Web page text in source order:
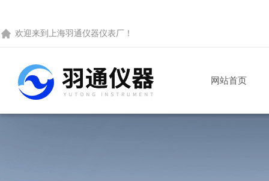
欢迎来到 上海羽通仪器仪表厂 ！
网站首页